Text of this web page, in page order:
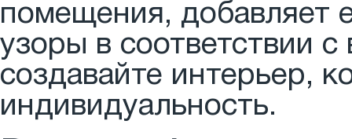
помещения, добавляет
узоры в соответствии
создавайте интерьер,
индивидуальность.